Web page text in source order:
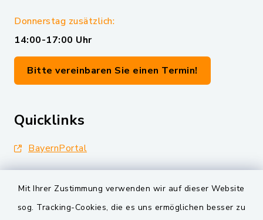
Mit Ihrer Zustimmung verwenden wir auf dieser Website
sog. Tracking-Cookies, die es uns ermöglichen besser zu
Donnerstag zusätzlich:
14:00-17:00 Uhr
Bitte vereinbaren Sie einen Termin!
Quicklinks
BayernPortal
Landkreis Schwandorf